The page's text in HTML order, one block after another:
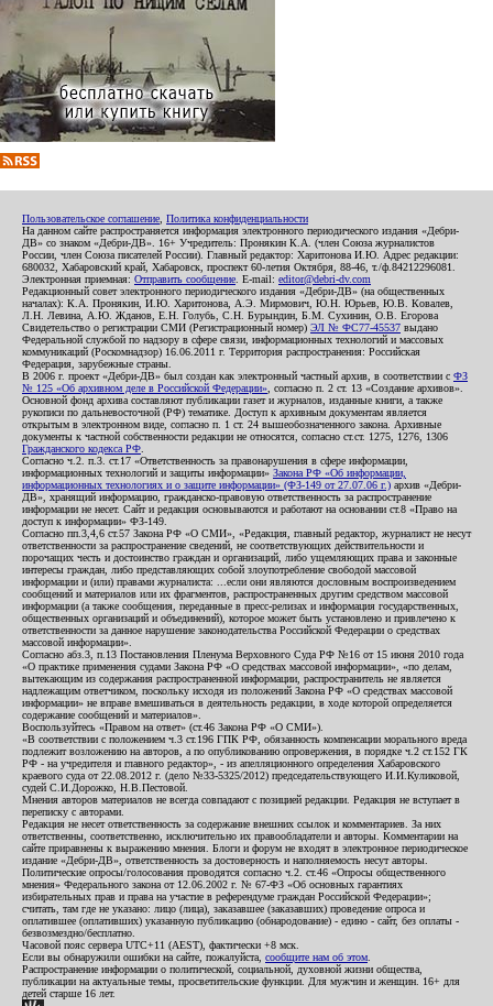
Пользовательское соглашение Политика конфиденциальности
На данном сайте распространяется информация электронного периодического издания «Дебри-
ДВ» со знаком «Дебри-ДВ». 16+ Учредитель: Пронякин К.А. (член Союза журналистов
России, член Союза писателей России). Главный редактор: Харитонова И.Ю. Адрес редакции:
680032, Хабаровский край, Хабаровск, проспект 60-летия Октября, 88-46, т./ф.84212296081.
Электронная приемная: Отправить сообщение . E-mail: editor@debri-dv.com
Редакционный совет электронного периодического издания «Дебри-ДВ» (на общественных
началах): К.А. Пронякин, И.Ю. Харитонова, А.Э. Мирмович, Ю.Н. Юрьев, Ю.В. Ковалев,
Л.Н. Левина, А.Ю. Жданов, Е.Н. Голубь, С.Н. Бурындин, Б.М. Сухинин, О.В. Егорова
Свидетельство о регистрации СМИ (Регистрационный номер) ЭЛ № ФС77-45537 выдано
Федеральной службой по надзору в сфере связи, информационных технологий и массовых
коммуникаций (Роскомнадзор) 16.06.2011 г. Территория распространения: Российская
Федерация, зарубежные страны.
В 2006 г. проект «Дебри-ДВ» был создан как электронный частный архив, в соответствии с ФЗ
№ 125 «Об архивном деле в Российской Федерации» , согласно п. 2 ст. 13 «Создание архивов».
Основной фонд архива составляют публикации газет и журналов, изданные книги, а также
рукописи по дальневосточной (РФ) тематике. Доступ к архивным документам является
открытым в электронном виде, согласно п. 1 ст. 24 вышеобозначенного закона. Архивные
документы к частной собственности редакции не относятся, согласно ст.ст. 1275, 1276, 1306
Гражданского кодекса РФ
Согласно ч.2. п.3. ст.17 «Ответственность за правонарушения в сфере информации,
информационных технологий и защиты информации» Закона РФ «Об информации,
информационных технологиях и о защите информации» (ФЗ-149 от 27.07.06 г.) архив «Дебри-
ДВ», хранящий информацию, гражданско-правовую ответственность за распространение
информации не несет. Сайт и редакция основываются и работают на основании ст.8 «Право на
доступ к информации» ФЗ-149.
Согласно пп.3,4,6 ст.57 Закона РФ «О СМИ», «Редакция, главный редактор, журналист не несут
ответственности за распространение сведений, не соответствующих действительности и
порочащих честь и достоинство граждан и организаций, либо ущемляющих права и законные
интересы граждан, либо представляющих собой злоупотребление свободой массовой
информации и (или) правами журналиста: ...если они являются дословным воспроизведением
сообщений и материалов или их фрагментов, распространенных другим средством массовой
информации (а также сообщения, переданные в пресс-релизах и информация государственных,
общественных организаций и объединений), которое может быть установлено и привлечено к
ответственности за данное нарушение законодательства Российской Федерации о средствах
массовой информации».
Согласно абз.3, п.13 Постановления Пленума Верховного Суда РФ №16 от 15 июня 2010 года
«О практике применения судами Закона РФ «О средствах массовой информации», «по делам,
вытекающим из содержания распространенной информации, распространитель не является
надлежащим ответчиком, поскольку исходя из положений Закона РФ «О средствах массовой
информации» не вправе вмешиваться в деятельность редакции, в ходе которой определяется
содержание сообщений и материалов».
Воспользуйтесь «Правом на ответ» (ст.46 Закона РФ «О СМИ»).
«В соответствии с положением ч.3 ст.196 ГПК РФ, обязанность компенсации морального вреда
подлежит возложению на авторов, а по опубликованию опровержения, в порядке ч.2 ст.152 ГК
РФ - на учредителя и главного редактор», - из апелляционного определения Хабаровского
краевого суда от 22.08.2012 г. (дело №33-5325/2012) председательствующего И.И.Куликовой,
судей С.И.Дорожко, Н.В.Пестовой.
Мнения авторов материалов не всегда совпадают с позицией редакции. Редакция не вступает в
переписку с авторами.
Редакция не несет ответственность за содержание внешних ссылок и комментариев. За них
ответственны, соответственно, исключительно их правообладатели и авторы. Комментарии на
сайте приравнены к выражению мнения. Блоги и форум не входят в электронное периодическое
издание «Дебри-ДВ», ответственность за достоверность и наполняемость несут авторы.
Политические опросы/голосования проводятся согласно ч.2. ст.46 «Опросы общественного
мнения» Федерального закона от 12.06.2002 г. № 67-ФЗ «Об основных гарантиях
избирательных прав и права на участие в референдуме граждан Российской Федерации»;
считать, там где не указано: лицо (лица), заказавшее (заказавших) проведение опроса и
оплатившее (оплативших) указанную публикацию (обнародование) - едино - сайт, без оплаты -
безвозмездно/бесплатно.
Часовой пояс сервера UTC+11 (AEST), фактически +8 мск.
Если вы обнаружили ошибки на сайте, пожалуйста, сообщите нам об этом
Распространение информации о политической, социальной, духовной жизни общества,
публикации на актуальные темы, просветительские функции. Для мужчин и женщин. 16+ для
детей старше 16 лет.